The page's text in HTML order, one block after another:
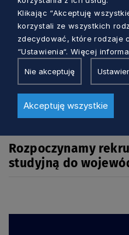
DEINSTYTUCJONALIZACJA
Rozpoczynamy
studyjną do
Klikając “Akceptuję
korzystali ze wszystkich
zdecydować, które rodzaje
“Ustawienia“. Więcej
Nie akceptuję
Akceptuję wszystkie